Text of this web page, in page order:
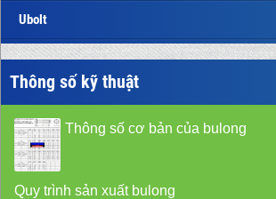
Ubolt
Thông số kỹ thuật
Thông số cơ bản của bulong
Quy trình sản xuất bulong